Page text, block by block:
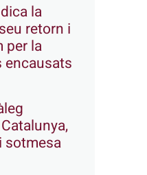
la
retorn i
per la
encausats
sotmesa